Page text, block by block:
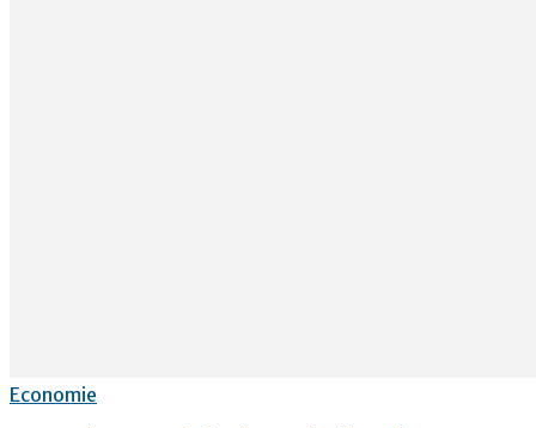
Economie